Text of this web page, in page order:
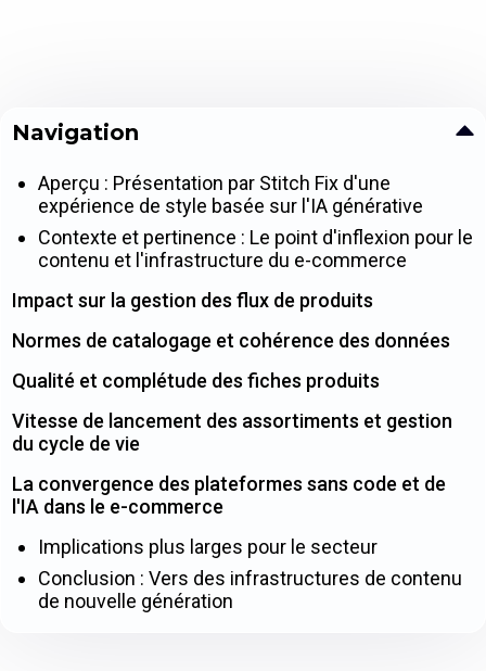
Navigation
Aperçu : Présentation par Stitch Fix d'une
expérience de style basée sur l'IA générative
Contexte et pertinence : Le point d'inflexion pour le
contenu et l'infrastructure du e-commerce
Impact sur la gestion des flux de produits
Normes de catalogage et cohérence des données
Qualité et complétude des fiches produits
Vitesse de lancement des assortiments et gestion
du cycle de vie
La convergence des plateformes sans code et de
l'IA dans le e-commerce
Implications plus larges pour le secteur
Conclusion : Vers des infrastructures de contenu
de nouvelle génération